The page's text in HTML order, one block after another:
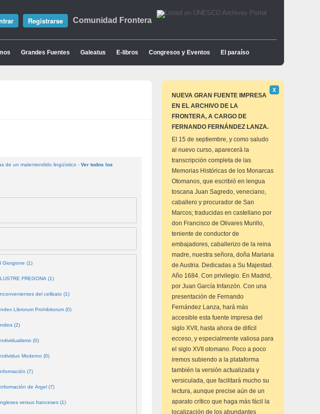
Comunidad Frontera
Registrarse
Grandes Fuentes Galeatus E-libros Congresos y Eventos El paraíso
de un malentendido lingüístico - Ver todos los
Giorgione (1)
FREGONA (1)
del celibato (1)
Index Librorum Prohibitorum (0)
(2)
Individualismo (0)
Individuo Moderno (0)
(7)
Información de Argel (7)
versus franceses (1)
NUEVA GRAN FUENTE IMPRESA
EN EL ARCHIVO DE LA
FRONTERA, A CARGO DE
FERNANDO FERNÁNDEZ LANZA.
Descartar
este
Χ
El 15 de septiembre, y como saludo
al nuevo curso, aparecerá la
transcripción completa de las
Memorias Históricas de los Monarcas
Otomanos, que escribió en lengua
toscana Juan Sagredo, veneciano,
caballero y procurador de San
Marcos; traducidas en castellano por
don Francisco de Olivares Murillo,
teniente de conductor de
embajadores, caballerizo de la reina
madre, nuestra señora, doña Mariana
de Austria. Dedicadas a Su Majestad.
Año 1684. Con privilegio. En Madrid,
por Juan García Infanzón. Con una
presentación de Fernando
Fernández Lanza, hará más
accesible esta fuente impresa del
siglo XVII, hasta ahora de difícil
ecceso, y especialmente valiosa para
el siglo XVII otomano. Poco a poco
iremos subiendo a la plataforma
también la versión actualizada y
versiculada, que facilitará mucho su
lectura, aunque precise aún de un
aparato crítico que haga más fácil la
localización de los abundantes